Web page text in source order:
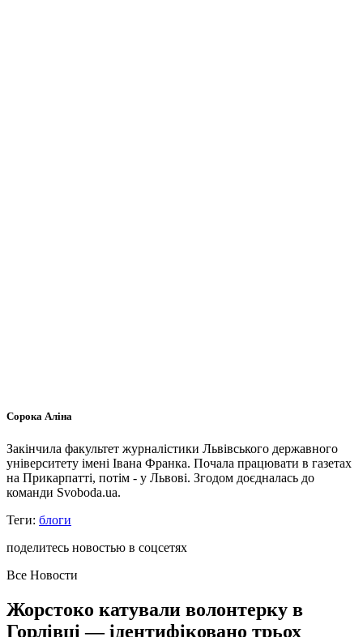
Сорока Аліна
Закінчила факультет журналістики Львівського державного
університету імені Івана Франка. Почала працювати в газетах
на Прикарпатті, потім - у Львові. Згодом доєдналась до
команди Svoboda.ua.
Теги: блоги
поделитесь новостью в соцсетях
Все Новости
Жорстоко катували волонтерку в
Горлівці — ідентифіковано трьох